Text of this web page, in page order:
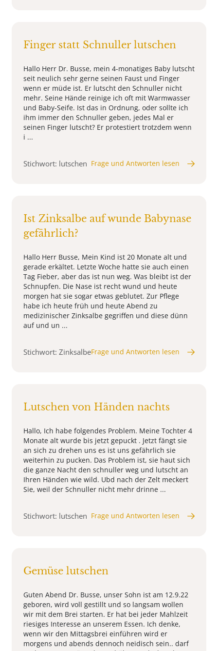
Finger statt Schnuller lutschen
Hallo Herr Dr. Busse, mein 4-monatiges Baby lutscht
seit neulich sehr gerne seinen Faust und Finger
wenn er müde ist. Er lutscht den Schnuller nicht
mehr. Seine Hände reinige ich oft mit Warmwasser
und Baby-Seife. Ist das in Ordnung, oder sollte ich
ihm immer den Schnuller geben, jedes Mal er
seinen Finger lutscht? Er protestiert trotzdem wenn
i ...
Stichwort: lutschen Frage und Antworten lesen
Ist Zinksalbe auf wunde Babynase
gefährlich?
Hallo Herr Busse, Mein Kind ist 20 Monate alt und
gerade erkältet. Letzte Woche hatte sie auch einen
Tag Fieber, aber das ist nun weg. Was bleibt ist der
Schnupfen. Die Nase ist recht wund und heute
morgen hat sie sogar etwas geblutet. Zur Pflege
habe ich heute früh und heute Abend zu
medizinischer Zinksalbe gegriffen und diese dünn
auf und un ...
Stichwort: ZinksalbeFrage und Antworten lesen
Lutschen von Händen nachts
Hallo, Ich habe folgendes Problem. Meine Tochter 4
Monate alt wurde bis jetzt gepuckt . Jetzt fängt sie
an sich zu drehen uns es ist uns gefährlich sie
weiterhin zu pucken. Das Problem ist, sie haut sich
die ganze Nacht den schnuller weg und lutscht an
Ihren Händen wie wild. Ubd nach der Zelt meckert
Sie, weil der Schnuller nicht mehr drinne ...
Stichwort: lutschen Frage und Antworten lesen
Gemüse lutschen
Guten Abend Dr. Busse, unser Sohn ist am 12.9.22
geboren, wird voll gestillt und so langsam wollen
wir mit dem Brei starten. Er hat bei jeder Mahlzeit
riesiges Interesse an unserem Essen. Ich denke,
wenn wir den Mittagsbrei einführen wird er
morgens und abends dennoch neidisch sein.. darf